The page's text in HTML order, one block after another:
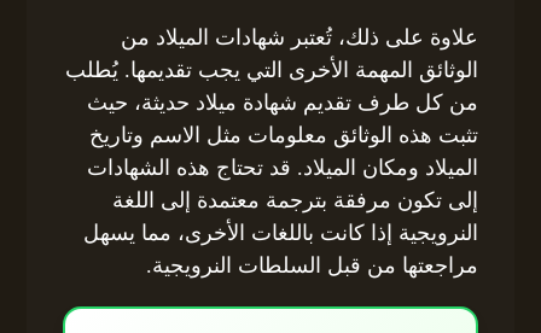
علاوة على ذلك، تُعتبر شهادات الميلاد من
الوثائق المهمة الأخرى التي يجب تقديمها. يُطلب
من كل طرف تقديم شهادة ميلاد حديثة، حيث
تثبت هذه الوثائق معلومات مثل الاسم وتاريخ
الميلاد ومكان الميلاد. قد تحتاج هذه الشهادات
إلى تكون مرفقة بترجمة معتمدة إلى اللغة
النرويجية إذا كانت باللغات الأخرى، مما يسهل
مراجعتها من قبل السلطات النرويجية.